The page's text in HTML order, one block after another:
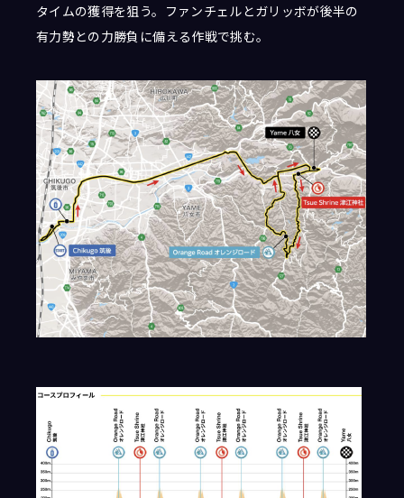
タイムの獲得を狙う。ファンチェルとガリッボが後半の
有力勢との力勝負に備える作戦で挑む。